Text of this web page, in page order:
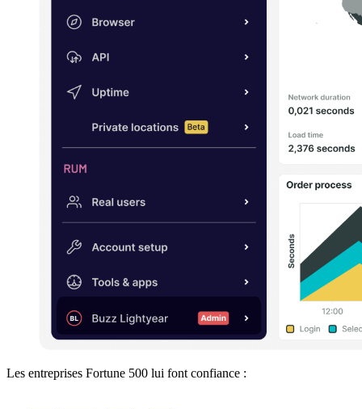
Les entreprises Fortune 500 lui font confiance :